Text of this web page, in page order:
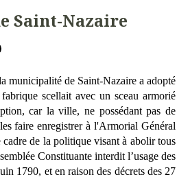
Saint-Nazaire
municipalité de Saint-Nazaire a adopté
scellait avec un sceau armorié
car la ville, ne possédant pas de
faire enregistrer à l'Armorial Général
de la politique visant à abolir tous
Constituante interdit l’usage des
1790, et en raison des décrets des 27